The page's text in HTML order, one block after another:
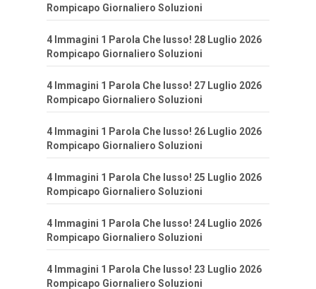
Rompicapo Giornaliero Soluzioni
4 Immagini 1 Parola Che lusso! 28 Luglio 2026
Rompicapo Giornaliero Soluzioni
4 Immagini 1 Parola Che lusso! 27 Luglio 2026
Rompicapo Giornaliero Soluzioni
4 Immagini 1 Parola Che lusso! 26 Luglio 2026
Rompicapo Giornaliero Soluzioni
4 Immagini 1 Parola Che lusso! 25 Luglio 2026
Rompicapo Giornaliero Soluzioni
4 Immagini 1 Parola Che lusso! 24 Luglio 2026
Rompicapo Giornaliero Soluzioni
4 Immagini 1 Parola Che lusso! 23 Luglio 2026
Rompicapo Giornaliero Soluzioni